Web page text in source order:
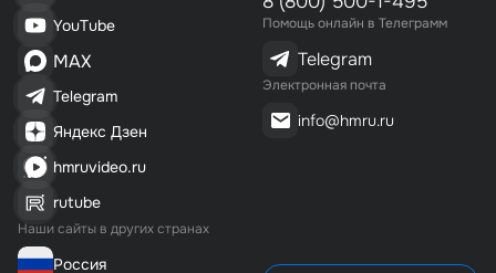
YouTube
MAX
Telegram
Яндекс Дзен
hmruvideo.ru
rutube
Наши сайты в других странах
Россия
Помощь онлайн в Телеграмм
Telegram
Электронная почта
info@hmru.ru